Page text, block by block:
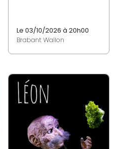
Le 03/10/2026 à 20h00
Brabant Wallon